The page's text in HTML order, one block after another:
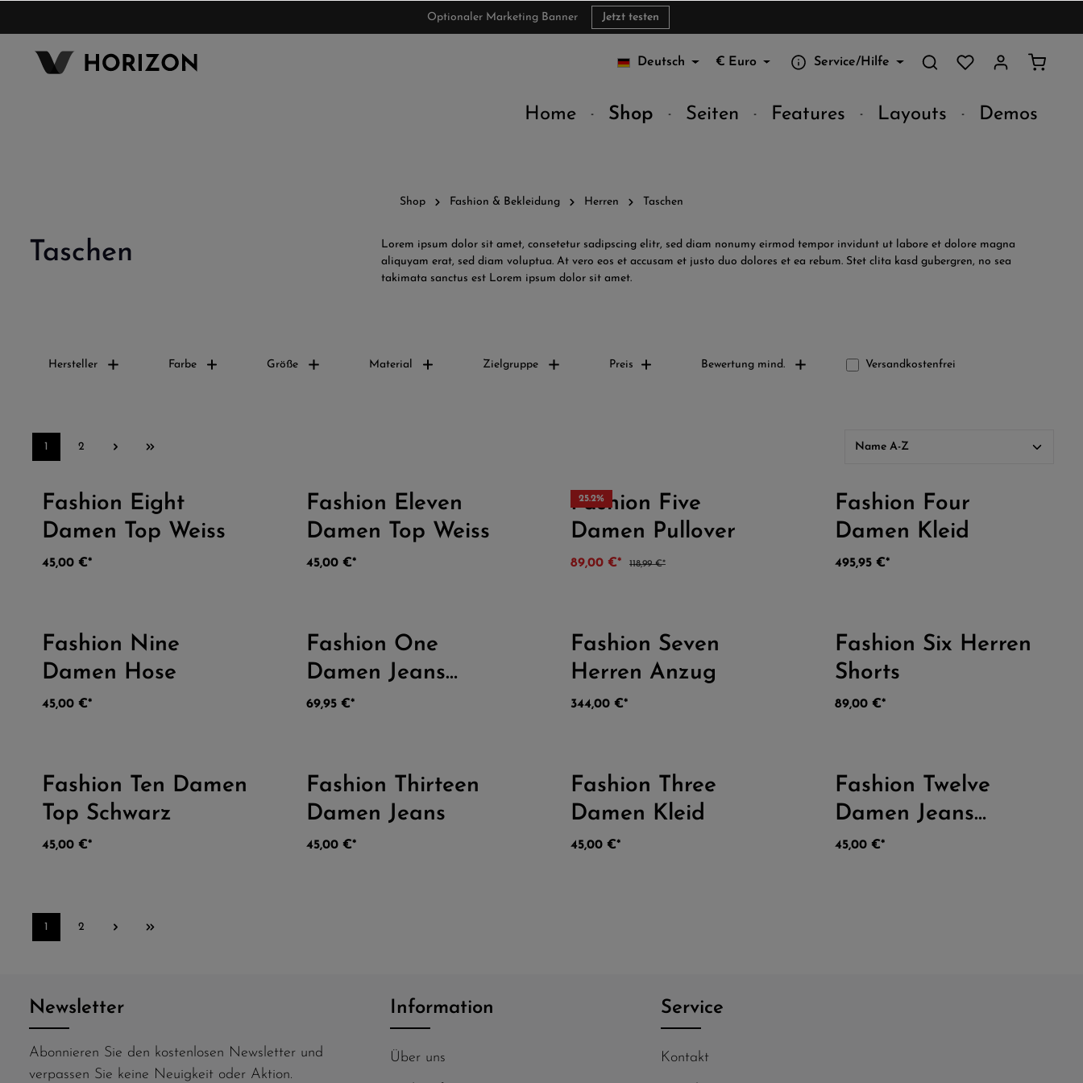
Optionaler Marketing Banner Jetzt testen
Deutsch € Euro Service/Hilfe
Home Shop Seiten Features Layouts Demos
Shop Fashion & Bekleidung Herren Taschen
Taschen
Lorem ipsum dolor sit amet, consetetur sadipscing elitr, sed diam nonumy eirmod tempor invidunt ut labore et dolore magna
aliquyam erat, sed diam voluptua. At vero eos et accusam et justo duo dolores et ea rebum. Stet clita kasd gubergren, no sea
takimata sanctus est Lorem ipsum dolor sit amet.
Hersteller Farbe Größe Material Zielgruppe Preis Bewertung mind. Filter hinzufügen: Versandkostenfrei
Versandkostenfrei
1 2
Fashion Eight
Damen Top Weiss
45,00 €*
Fashion Eleven
Damen Top Weiss
45,00 €*
25.2%
Fashion Five
Damen Pullover
89,00 €* 118,99 €*
Fashion Four
Damen Kleid
495,95 €*
Fashion Nine
Damen Hose
45,00 €*
Fashion One
Damen Jeans
Variantenprodukt
69,95 €*
Fashion Seven
Herren Anzug
344,00 €*
Fashion Six Herren
Shorts
89,00 €*
Fashion Ten Damen
Top Schwarz
45,00 €*
Fashion Thirteen
Damen Jeans
45,00 €*
Fashion Three
Damen Kleid
45,00 €*
Fashion Twelve
Damen Jeans
Hotpants
45,00 €*
1 2
Newsletter
Abonnieren Sie den kostenlosen Newsletter und
verpassen Sie keine Neuigkeit oder Aktion.
Information
Über uns
Service
Kontakt